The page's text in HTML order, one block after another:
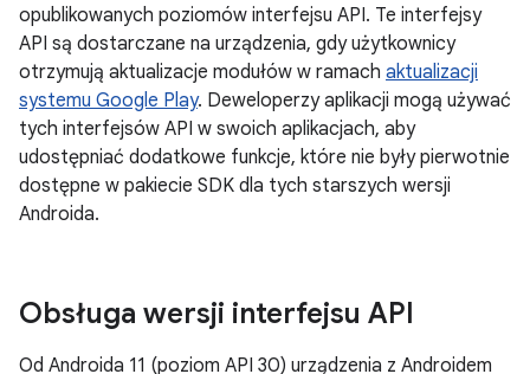
opublikowanych poziomów interfejsu API. Te interfejsy
API są dostarczane na urządzenia, gdy użytkownicy
otrzymują aktualizacje modułów w ramach aktualizacji
systemu Google Play. Deweloperzy aplikacji mogą używać
tych interfejsów API w swoich aplikacjach, aby
udostępniać dodatkowe funkcje, które nie były pierwotnie
dostępne w pakiecie SDK dla tych starszych wersji
Androida.
Obsługa wersji interfejsu API
Od Androida 11 (poziom API 30) urządzenia z Androidem